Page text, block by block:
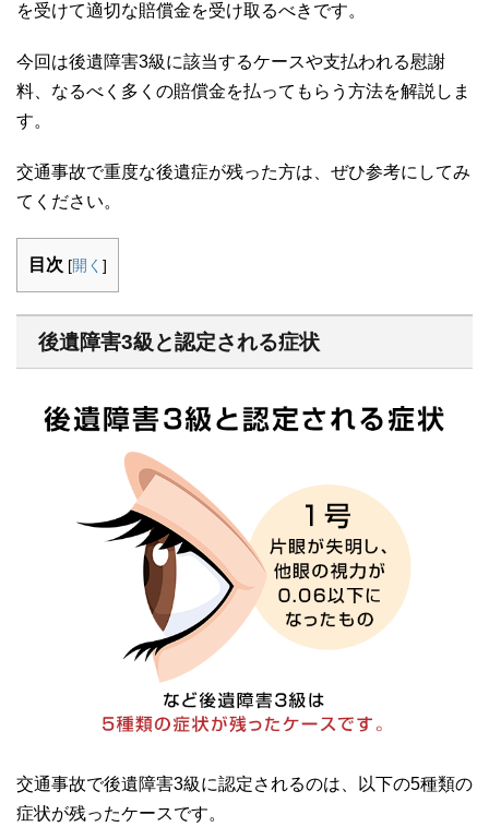
を受けて適切な賠償金を受け取るべきです。
今回は後遺障害3級に該当するケースや支払われる慰謝
料、なるべく多くの賠償金を払ってもらう方法を解説しま
す。
交通事故で重度な後遺症が残った方は、ぜひ参考にしてみ
てください。
目次 [開く ]
後遺障害3級と認定される症状
交通事故で後遺障害3級に認定されるのは、以下の5種類の
症状が残ったケースです。